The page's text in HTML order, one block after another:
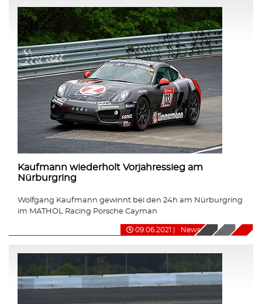
Kaufmann wiederholt Vorjahressieg am
Nürburgring
Wolfgang Kaufmann gewinnt bei den 24h am Nürburgring
im MATHOL Racing Porsche Cayman
09.06.2021 News